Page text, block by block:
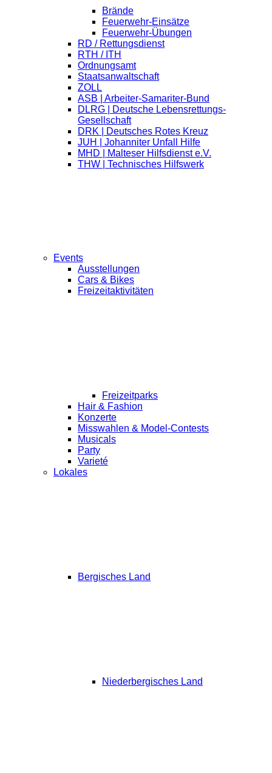
Brände
Feuerwehr-Einsätze
Feuerwehr-Übungen
RD / Rettungsdienst
RTH / ITH
Ordnungsamt
Staatsanwaltschaft
ZOLL
ASB | Arbeiter-Samariter-Bund
DLRG | Deutsche Lebensrettungs-
Gesellschaft
DRK | Deutsches Rotes Kreuz
JUH | Johanniter Unfall Hilfe
MHD | Malteser Hilfsdienst e.V.
THW | Technisches Hilfswerk
Events
Ausstellungen
Cars & Bikes
Freizeitaktivitäten
Freizeitparks
Hair & Fashion
Konzerte
Misswahlen & Model-Contests
Musicals
Party
Varieté
Lokales
Bergisches Land
Niederbergisches Land